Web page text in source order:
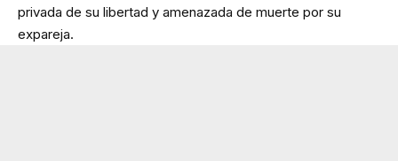
privada de su libertad y amenazada de muerte por su
expareja.